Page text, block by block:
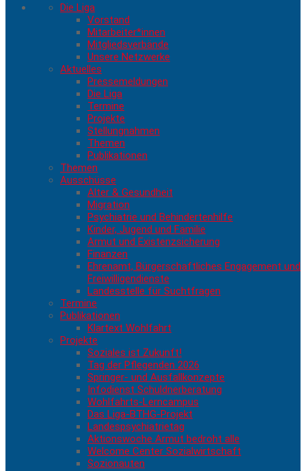
Die Liga
Vorstand
Mitarbeiter*innen
Mitgliedsverbände
Unsere Netzwerke
Aktuelles
Pressemeldungen
Die Liga
Termine
Projekte
Stellungnahmen
Themen
Publikationen
Themen
Ausschüsse
Alter & Gesundheit
Migration
Psychiatrie und Behindertenhilfe
Kinder, Jugend und Familie
Armut und Existenzsicherung
Finanzen
Ehrenamt, Bürgerschaftliches Engagement und
Freiwilligendienste
Landesstelle für Suchtfragen
Termine
Publikationen
Klartext Wohlfahrt
Projekte
Soziales ist Zukunft!
Tag der Pflegenden 2026
Springer- und Ausfallkonzepte
Infodienst Schuldnerberatung
Wohlfahrts-Lerncampus
Das Liga-BTHG-Projekt
Landespsychiatrietag
Aktionswoche Armut bedroht alle
Welcome Center Sozialwirtschaft
Sozionauten